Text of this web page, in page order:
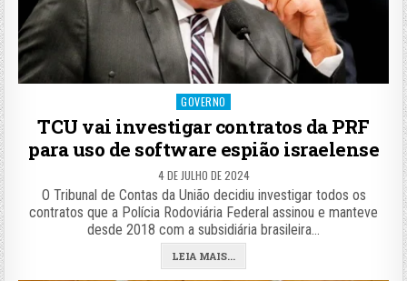
Posted
in
GOVERNO
TCU vai investigar contratos da PRF
para uso de software espião israelense
4 DE JULHO DE 2024
O Tribunal de Contas da União decidiu investigar todos os
contratos que a Polícia Rodoviária Federal assinou e manteve
desde 2018 com a subsidiária brasileira…
LEIA MAIS...